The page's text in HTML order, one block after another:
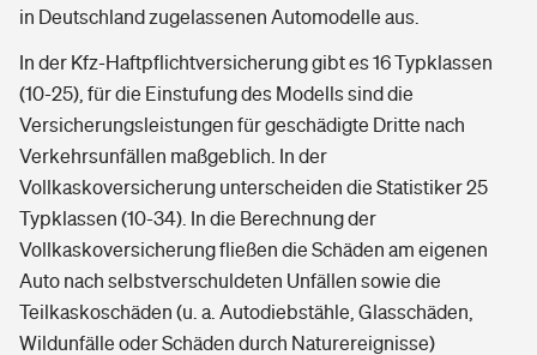
in Deutschland zugelassenen Automodelle aus.
In der Kfz-Haftpflichtversicherung gibt es 16 Typklassen
(10-25), für die Einstufung des Modells sind die
Versicherungsleistungen für geschädigte Dritte nach
Verkehrsunfällen maßgeblich. In der
Vollkaskoversicherung unterscheiden die Statistiker 25
Typklassen (10-34). In die Berechnung der
Vollkaskoversicherung fließen die Schäden am eigenen
Auto nach selbstverschuldeten Unfällen sowie die
Teilkaskoschäden (u. a. Autodiebstähle, Glasschäden,
Wildunfälle oder Schäden durch Naturereignisse)